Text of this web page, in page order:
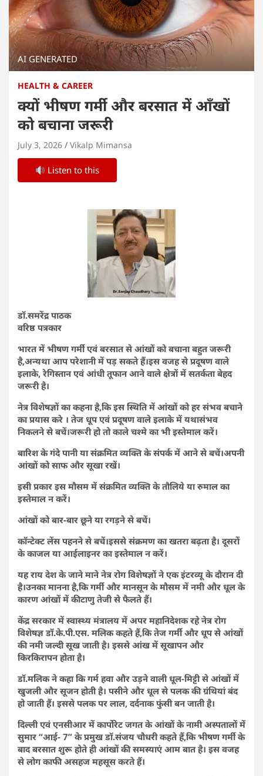
AI GENERATED
HEALTH & CAREER
क्यों भीषण गर्मी और बरसात में आँखों
को बचाना जरूरी
July 3, 2026 Vikalp Mimansa
Listen to this
डॉ.समरेंद्र पाठक
वरिष्ठ पत्रकार
भारत में भीषण गर्मी एवं बरसात से आंखों को बचाना बहुत जरूरी
है,अन्यथा आप परेशानी में पड़ सकते हैं।इस वजह से प्रदूषण वाले
इलाके, रेगिस्तान एवं आंधी तूफान आने वाले क्षेत्रों में सतर्कता बेहद
जरूरी है।
नेत्र विशेषज्ञों का कहना है,कि इस स्थिति में आंखों को हर संभव बचाने
का प्रयास करे । तेज धूप एवं प्रदूषण वाले इलाके में यथासंभव
निकलने से बचें।जरूरी हो तो काले चश्मे का भी इस्तेमाल करें।
बारिश के गंदे पानी या संक्रमित व्यक्ति के संपर्क में आने से बचें।अपनी
आंखों को साफ और सूखा रखें।
इसी प्रकार इस मौसम में संक्रमित व्यक्ति के तौलिये या रुमाल का
इस्तेमाल न करें।
आंखों को बार-बार छूने या रगड़ने से बचें।
कॉन्टेक्ट लेंस पहनने से बचें।इससे संक्रमण का खतरा बढ़ता है। दूसरों
के काजल या आईलाइनर का इस्तेमाल न करें।
यह राय देश के जाने माने नेत्र रोग विशेषज्ञों ने एक इंटरव्यू के दौरान दी
है।उनका मानना है,कि गर्मी और मानसून के मौसम में नमी और धूल के
कारण आंखों में कीटाणु तेजी से फैलते हैं।
केंद्र सरकार में स्वास्थ्य मंत्रालय में अपर महानिदेशक रहे नेत्र रोग
विशेषज्ञ डॉ.के.पी.एस. मलिक कहते हैं,कि तेज गर्मी और धूप से आंखों
की नमी जल्दी सूख जाती है। इससे आंख में सूखापन और
किरकिरापन होता है।
डॉ.मलिक ने कहा कि गर्म हवा और उड़ने वाली धूल-मिट्टी से आंखों में
खुजली और सूजन होती है। पसीने और धूल से पलक की ग्रंथियां बंद
हो जाती हैं। इससे पलक पर लाल, दर्दनाक फुंसी बन जाती है।
दिल्ली एवं एनसीआर में कार्पोरेट जगत के आंखों के नामी अस्पतालों में
सुमार “आई- 7” के प्रमुख डॉ.संजय चौधरी कहते हैं,कि भीषण गर्मी के
बाद बरसात शुरू होते ही आंखों की समस्याएं आम बात है। इस वजह
से लोग काफी असहज महसूस करते हैं।